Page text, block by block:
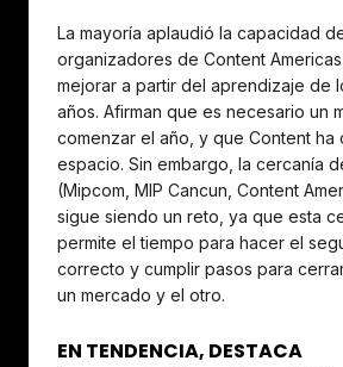
La mayoría aplaudió la capacidad
organizadores de Content
mejorar a partir del aprendizaje de
años. Afirman que es necesario un
comenzar el año, y que Content ha
espacio. Sin embargo, la cercanía
(Mipcom, MIP Cancun, Content
sigue siendo un reto, ya que esta
permite el tiempo para hacer el
correcto y cumplir pasos para
un mercado y el otro.
EN TENDENCIA, DESTACA